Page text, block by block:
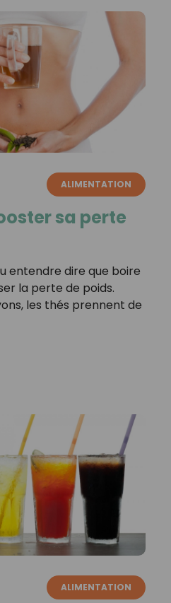
ALIMENTATION
sa perte
entendre dire que boire
la perte de poids.
les thés prennent de
ALIMENTATION